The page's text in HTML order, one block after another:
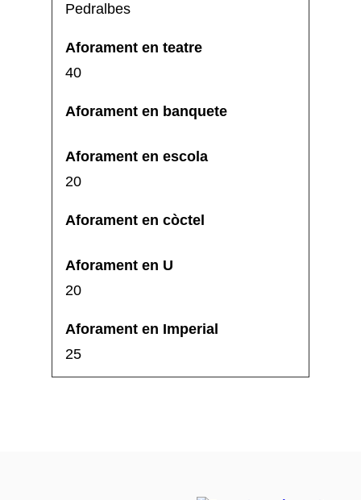
Pedralbes
40
20
20
25